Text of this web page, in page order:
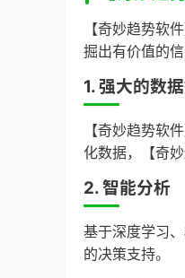
【奇妙趋势软
掘出有价值的
1. 强大的数
【奇妙趋势软
化数据，【奇
2. 智能分析
基于深度学习
的决策支持。